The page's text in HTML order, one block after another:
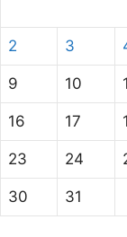
2 3
9 10
16 17
23 24
30 31